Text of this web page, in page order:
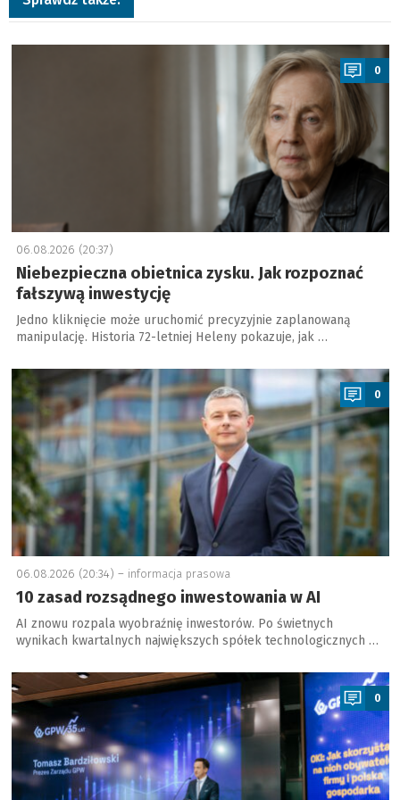
a
0
06.08.2026 (20:37)
Niebezpieczna obietnica zysku. Jak rozpoznać
fałszywą inwestycję
Jedno kliknięcie może uruchomić precyzyjnie zaplanowaną
manipulację. Historia 72-letniej Heleny pokazuje, jak …
a
0
06.08.2026 (20:34) – informacja prasowa
10 zasad rozsądnego inwestowania w AI
AI znowu rozpala wyobraźnię inwestorów. Po świetnych
wynikach kwartalnych największych spółek technologicznych …
a
0